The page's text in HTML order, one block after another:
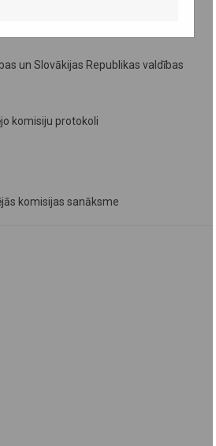
ar ķēdēm ziemas sezonā
un Slovākijas Republikas valdības
komisiju protokoli
komisijas sanāksme